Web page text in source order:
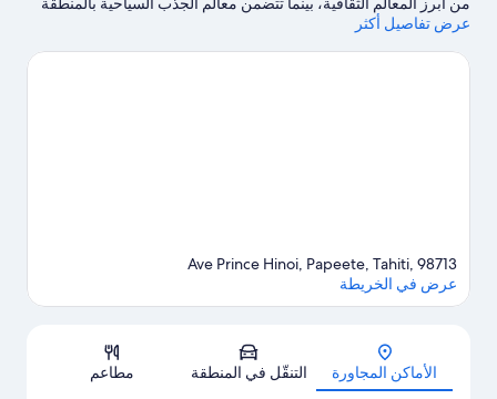
جزئي
للمحيط
يُمكنك الاستمتاع بأنشطة الهواء الطلق الرائعة من خلال مضمار للمشي/
عرض تفاصيل أكثر
الخريطة
Ave Prince Hinoi, Papeete, Tahiti, 98713
عرض في الخريطة
الأماكن المجاورة التنقّل في المنطقة مطاعم